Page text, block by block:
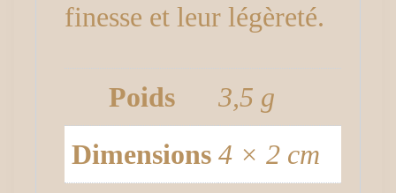
finesse et leur légèreté.
Poids
3,5 g
Dimensions 4 × 2 cm